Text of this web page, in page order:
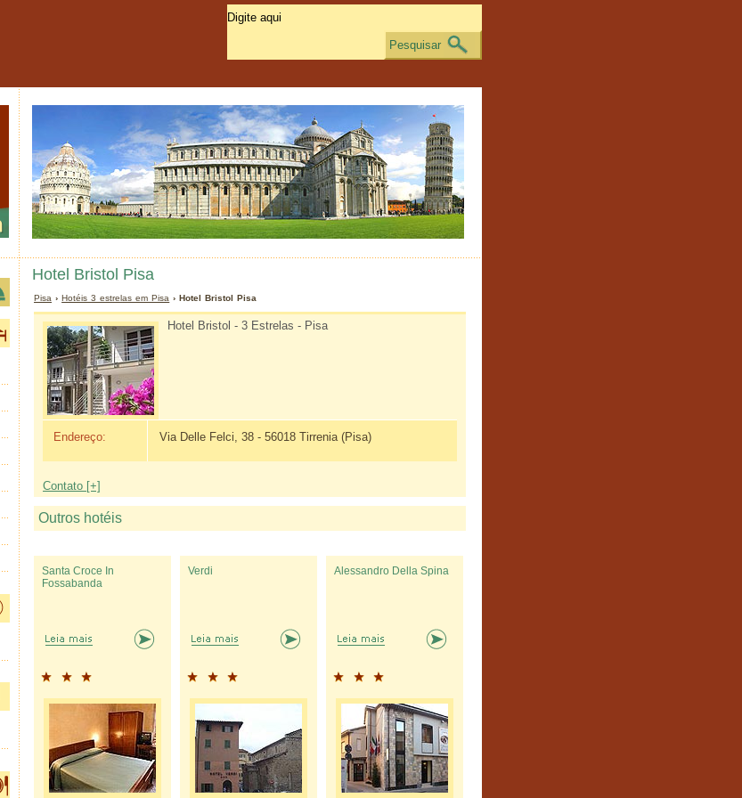
Hotel Bristol Pisa
Pisa ›Hotéis 3 estrelas em Pisa › Hotel Bristol Pisa
Hotel Bristol - 3 Estrelas - Pisa
Endereço: Via Delle Felci, 38 - 56018 Tirrenia (Pisa)
Contato [+]
Outros hotéis
Santa Croce In
Fossabanda
Verdi Alessandro Della Spina
Pesquisar